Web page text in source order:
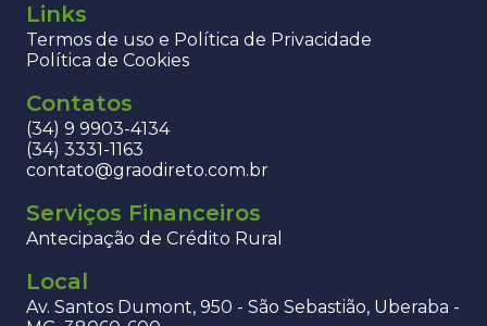
Links
Termos de uso e Política de Privacidade
Política de Cookies
Contatos
(34) 9 9903-4134
(34) 3331-1163
contato@graodireto.com.br
Serviços Financeiros
Antecipação de Crédito Rural
Local
Av. Santos Dumont, 950 - São Sebastião, Uberaba -